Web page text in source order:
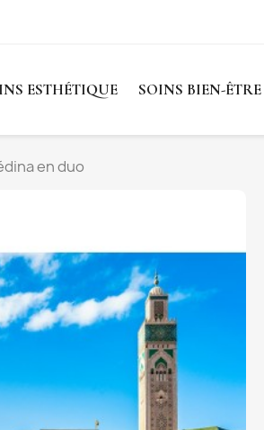
ESTHÉTIQUE SOINS BIEN-ÊTRE
en duo